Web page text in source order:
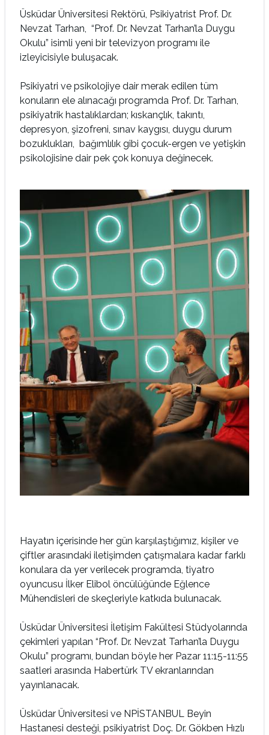
Üsküdar Üniversitesi Rektörü, Psikiyatrist Prof. Dr.
Nevzat Tarhan, “Prof. Dr. Nevzat Tarhan’la Duygu
Okulu” isimli yeni bir televizyon programı ile
izleyicisiyle buluşacak.
Psikiyatri ve psikolojiye dair merak edilen tüm
konuların ele alınacağı programda Prof. Dr. Tarhan,
psikiyatrik hastalıklardan; kıskançlık, takıntı,
depresyon, şizofreni, sınav kaygısı, duygu durum
bozuklukları, bağımlılık gibi çocuk-ergen ve yetişkin
psikolojisine dair pek çok konuya değinecek.
Hayatın içerisinde her gün karşılaştığımız, kişiler ve
çiftler arasındaki iletişimden çatışmalara kadar farklı
konulara da yer verilecek programda, tiyatro
oyuncusu İlker Elibol öncülüğünde Eğlence
Mühendisleri de skeçleriyle katkıda bulunacak.
Üsküdar Üniversitesi İletişim Fakültesi Stüdyolarında
çekimleri yapılan “Prof. Dr. Nevzat Tarhan’la Duygu
Okulu” programı, bundan böyle her Pazar 11:15-11:55
saatleri arasında Habertürk TV ekranlarından
yayınlanacak.
Üsküdar Üniversitesi ve NPİSTANBUL Beyin
Hastanesi desteği, psikiyatrist Doç. Dr. Gökben Hızlı